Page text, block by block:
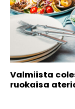
Valmiista
ruokaisa